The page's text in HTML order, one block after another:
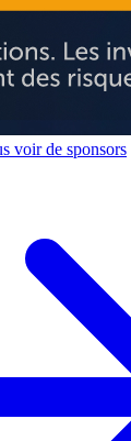
voir de sponsors